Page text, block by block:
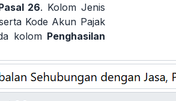
26. Kolom Jenis
Kode Akun Pajak
kolom Penghasilan